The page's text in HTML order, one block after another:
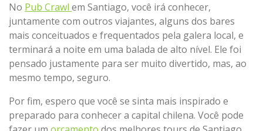
No Pub Crawl em Santiago, você irá conhecer,
juntamente com outros viajantes, alguns dos bares
mais conceituados e frequentados pela galera local, e
terminará a noite em uma balada de alto nível. Ele foi
pensado justamente para ser muito divertido, mas, ao
mesmo tempo, seguro.
Por fim, espero que você se sinta mais inspirado e
preparado para conhecer a capital chilena. Você pode